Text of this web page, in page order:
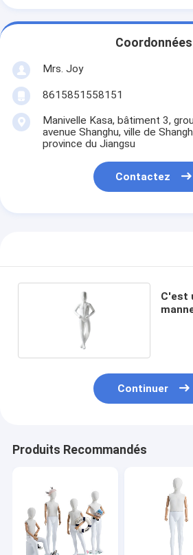
Coordonnées
Mrs. Joy
8615851558151
Manivelle Kasa, bâtiment 3,
avenue Shanghu, ville de
province du Jiangsu
Contactez
C'est
Continuer
Produits Recommandés